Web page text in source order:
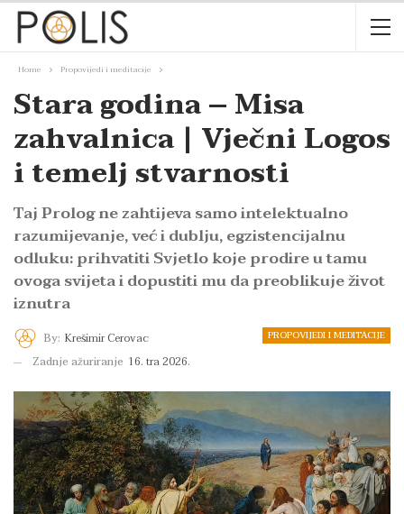
Home Propovijedi i meditacije
Stara godina – Misa
zahvalnica | Vječni Logos
i temelj stvarnosti
Taj Prolog ne zahtijeva samo intelektualno
razumijevanje, već i dublju, egzistencijalnu
odluku: prihvatiti Svjetlo koje prodire u tamu
ovoga svijeta i dopustiti mu da preoblikuje život
iznutra
PROPOVIJEDI I MEDITACIJE
By: Krešimir Cerovac
Zadnje ažuriranje 16. tra 2026.